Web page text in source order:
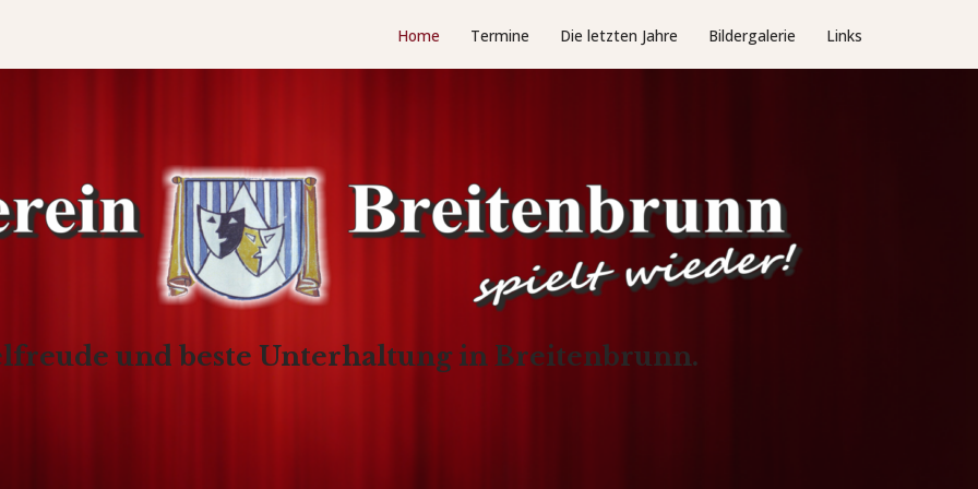
Home Termine Die letzten Jahre Bildergalerie Links
und beste Unterhaltung in Breitenbrunn.